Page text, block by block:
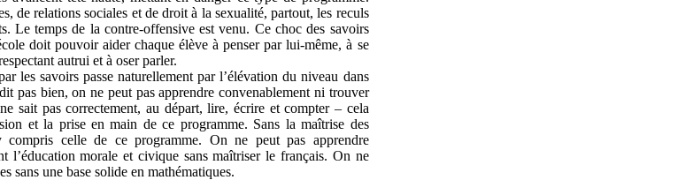
de relations sociales et de droit à la sexualité, partout, les reculs
Le temps de la contre-offensive est venu. Ce choc des savoirs
doit pouvoir aider chaque élève à penser par lui-même, à se
autrui et à oser parler.
les savoirs passe naturellement par l’élévation du niveau dans
pas bien, on ne peut pas apprendre convenablement ni trouver
sait pas correctement, au départ, lire, écrire et compter – cela
et la prise en main de ce programme. Sans la maîtrise des
compris celle de ce programme. On ne peut pas apprendre
l’éducation morale et civique sans maîtriser le français. On ne
sans une base solide en mathématiques.